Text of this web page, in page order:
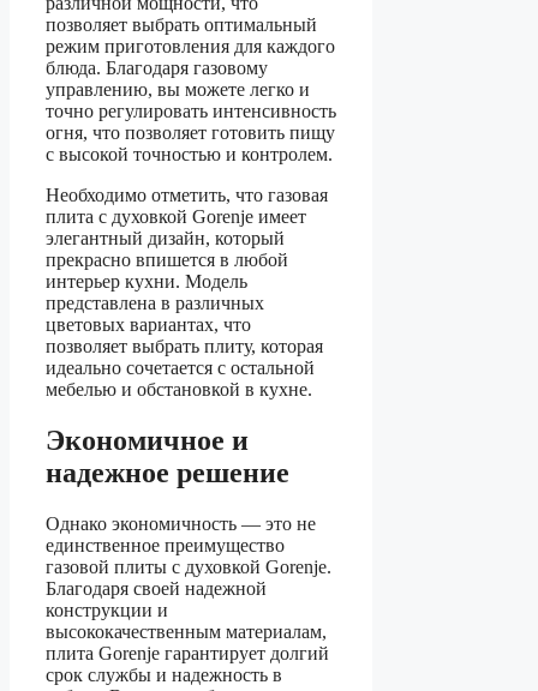
позволяет выбрать оптимальный
режим приготовления для каждого
блюда. Благодаря газовому
управлению, вы можете легко и
точно регулировать интенсивность
огня, что позволяет готовить пищу
с высокой точностью и контролем.
Необходимо отметить, что газовая
плита с духовкой Gorenje имеет
элегантный дизайн, который
прекрасно впишется в любой
интерьер кухни. Модель
представлена в различных
цветовых вариантах, что
позволяет выбрать плиту, которая
идеально сочетается с остальной
мебелью и обстановкой в кухне.
Экономичное и
надежное решение
Однако экономичность — это не
единственное преимущество
газовой плиты с духовкой Gorenje.
Благодаря своей надежной
конструкции и
высококачественным материалам,
плита Gorenje гарантирует долгий
срок службы и надежность в